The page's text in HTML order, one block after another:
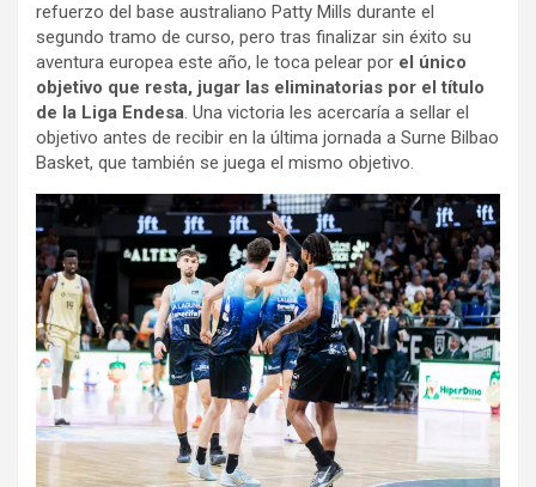
refuerzo del base australiano Patty Mills durante el
segundo tramo de curso, pero tras finalizar sin éxito su
aventura europea este año, le toca pelear por el único
objetivo que resta, jugar las eliminatorias por el título
de la Liga Endesa. Una victoria les acercaría a sellar el
objetivo antes de recibir en la última jornada a Surne Bilbao
Basket, que también se juega el mismo objetivo.